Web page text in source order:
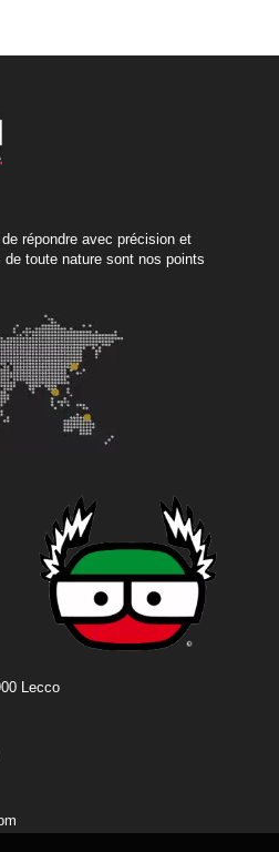
répondre avec précision et
toute nature sont nos points
Lecco